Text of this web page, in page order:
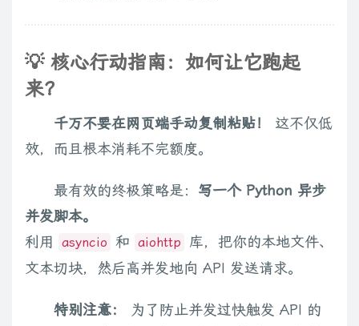
💡 核心行动指南：如何让它跑起
来？
千万不要在网页端手动复制粘贴！
这不仅低
效，而且根本消耗不完额度。
最有效的终极策略是： 写一个 Python 异步
并发脚本。
利用
asyncio 和 aiohttp
库，把你的本地文件、
文本切块，然后高并发地向 API 发送请求。
特别注意：
为了防止并发过快触发 API 的